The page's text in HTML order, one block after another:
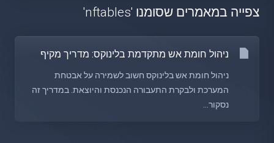
צפייה במאמרים שסומנו 'nftables'
ניהול חומת אש מתקדמת בלינוקס: מדריך מקיף
ניהול חומת אש בלינוקס חשוב לשמירה על אבטחת
המערכת ולבקרת התעבורה הנכנסת והיוצאת. במדריך זה
נסקור...